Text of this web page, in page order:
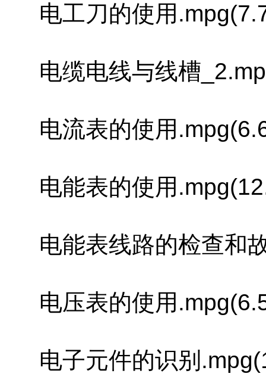
电工刀的使用
电缆电线与线槽
电流表的使用
电能表的使用
电能表线路的检查和
电压表的使用
电子元件的识别